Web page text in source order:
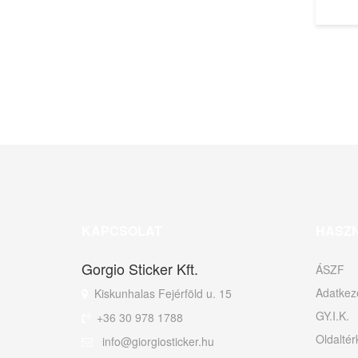
Gorgio Sticker Kft.
Kiskunhalas Fejérföld u. 15
+36 30 978 1788
info@giorgiosticker.hu
ÁSZF
GY.I.K.